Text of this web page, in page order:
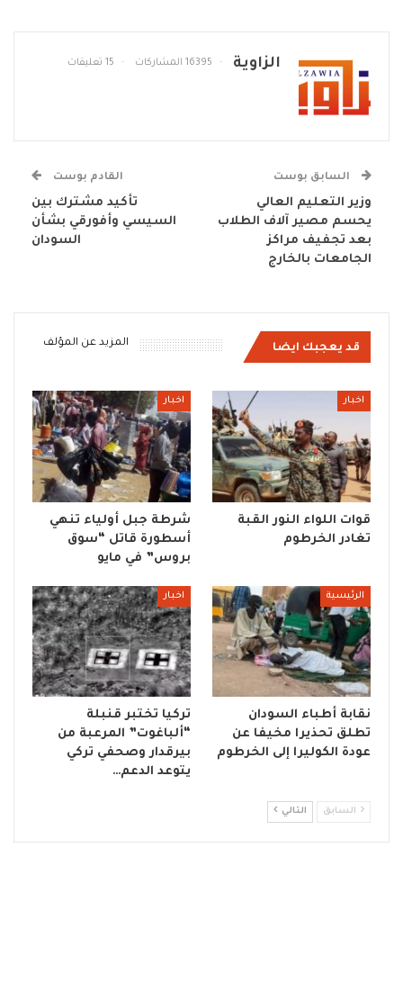
الزاوية 16395 المشاركات 15 تعليقات
السابق بوست
وزير التعليم العالي
يحسم مصير آلاف الطلاب
بعد تجفيف مراكز
الجامعات بالخارج
القادم بوست
تأكيد مشترك بين
السيسي وأفورقي بشأن
السودان
قد يعجبك ايضا المزيد عن المؤلف
اخبار
قوات اللواء النور القبة
تغادر الخرطوم
اخبار
شرطة جبل أولياء تنهي
أسطورة قاتل “سوق
بروس” في مايو
الرئيسية
نقابة أطباء السودان
تطلق تحذيرا مخيفا عن
عودة الكوليرا إلى الخرطوم
اخبار
تركيا تختبر قنبلة
“ألباغوت” المرعبة من
بيرقدار وصحفي تركي
يتوعد الدعم…
السابق التالي